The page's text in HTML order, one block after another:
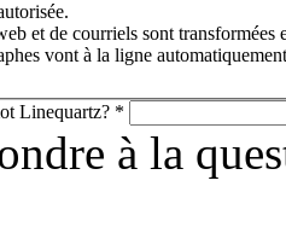
et de courriels sont transformées
vont à la ligne
Linequartz? *
à la